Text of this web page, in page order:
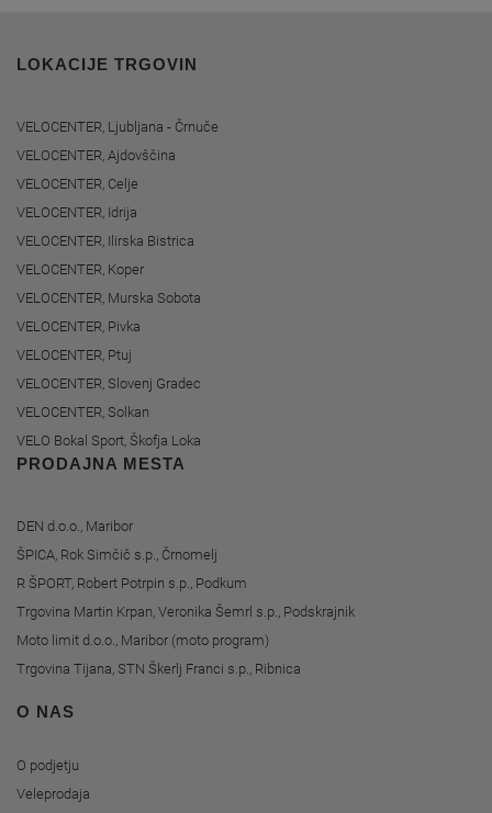
LOKACIJE TRGOVIN
VELOCENTER, Ljubljana - Črnuče
VELOCENTER, Ajdovščina
VELOCENTER, Celje
VELOCENTER, Idrija
VELOCENTER, Ilirska Bistrica
VELOCENTER, Koper
VELOCENTER, Murska Sobota
VELOCENTER, Pivka
VELOCENTER, Ptuj
VELOCENTER, Slovenj Gradec
VELOCENTER, Solkan
VELO Bokal Sport, Škofja Loka
PRODAJNA MESTA
DEN d.o.o., Maribor
ŠPICA, Rok Simčič s.p., Črnomelj
R ŠPORT, Robert Potrpin s.p., Podkum
Trgovina Martin Krpan, Veronika Šemrl s.p., Podskrajnik
Moto limit d.o.o., Maribor (moto program)
Trgovina Tijana, STN Škerlj Franci s.p., Ribnica
O NAS
O podjetju
Veleprodaja